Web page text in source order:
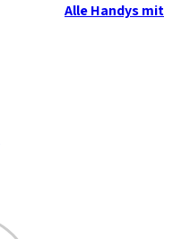
Alle Handys mit